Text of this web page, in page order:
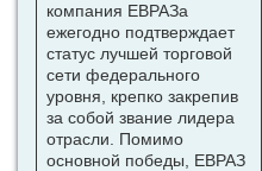
компания ЕВРАЗа
ежегодно подтверждает
статус лучшей торговой
сети федерального
уровня, крепко закрепив
за собой звание лидера
отрасли. Помимо
основной победы, ЕВРАЗ